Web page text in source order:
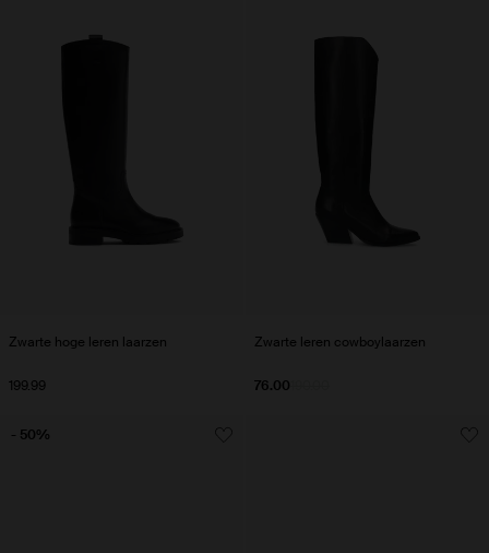
Zwarte hoge leren laarzen
199.99
Zwarte leren cowboylaarzen
76.00
- 50%